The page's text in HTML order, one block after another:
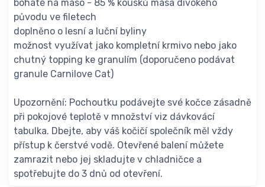
bohaté na maso - 85 % kousků masa divokého
původu ve filetech
doplněno o lesní a luční byliny
možnost využívat jako kompletní krmivo nebo jako
chutný topping ke granulím (doporučeno podávat
granule Carnilove Cat)
Upozornění: Pochoutku podávejte své kočce zásadně
při pokojové teplotě v množství viz dávkovácí
tabulka. Dbejte, aby váš kočičí společník měl vždy
přístup k čerstvé vodě. Otevřené balení můžete
zamrazit nebo jej skladujte v chladničce a
spotřebujte do 3 dnů od otevření.